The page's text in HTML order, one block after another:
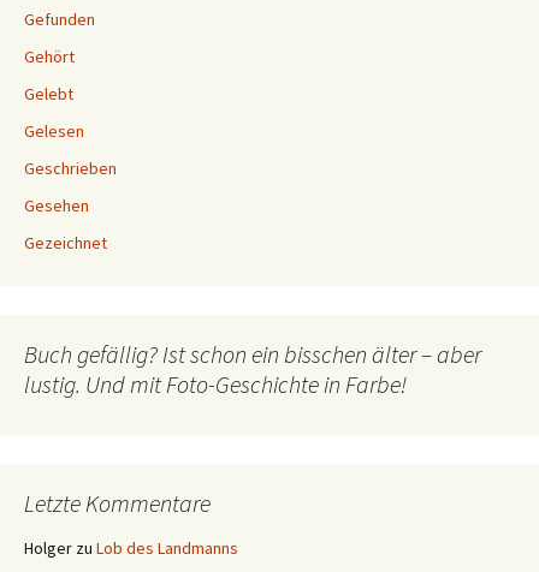
Gefunden
Gehört
Gelebt
Gelesen
Geschrieben
Gesehen
Gezeichnet
Buch gefällig? Ist schon ein bisschen älter – aber
lustig. Und mit Foto-Geschichte in Farbe!
Letzte Kommentare
Holger zu Lob des Landmanns